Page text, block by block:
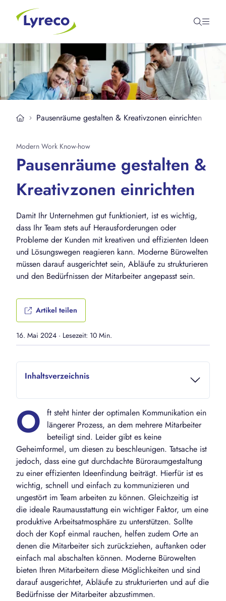
Pausenräume gestalten & Kreativzonen einrichten
Modern Work Know-how
Pausenräume gestalten &
Kreativzonen einrichten
Damit Ihr Unternehmen gut funktioniert, ist es wichtig,
dass Ihr Team stets auf Herausforderungen oder
Probleme der Kunden mit kreativen und effizienten Ideen
und Lösungswegen reagieren kann. Moderne Bürowelten
müssen darauf ausgerichtet sein, Abläufe zu strukturieren
und den Bedürfnissen der Mitarbeiter angepasst sein.
Artikel teilen
16. Mai 2024 · Lesezeit: 10 Min.
Inhaltsverzeichnis
O
ft steht hinter der optimalen Kommunikation ein
längerer Prozess, an dem mehrere Mitarbeiter
beteiligt sind. Leider gibt es keine
Geheimformel, um diesen zu beschleunigen. Tatsache ist
jedoch, dass eine gut durchdachte Büroraumgestaltung
zu einer effizienten Ideenfindung beiträgt. Hierfür ist es
wichtig, schnell und einfach zu kommunizieren und
ungestört im Team arbeiten zu können. Gleichzeitig ist
die ideale Raumausstattung ein wichtiger Faktor, um eine
produktive Arbeitsatmosphäre zu unterstützen. Sollte
doch der Kopf einmal rauchen, helfen zudem Orte an
denen die Mitarbeiter sich zurückziehen, auftanken oder
einfach mal abschalten können. Moderne Bürowelten
bieten Ihren Mitarbeitern diese Möglichkeiten und sind
darauf ausgerichtet, Abläufe zu strukturierten und auf die
Bedürfnisse der Mitarbeiter abzustimmen.